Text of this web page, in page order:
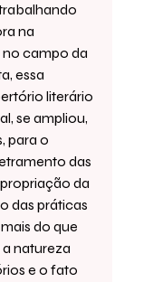
na
no campo da
essa
literário
se ampliou,
para o
das
da
das práticas
do que
natureza
e o fato